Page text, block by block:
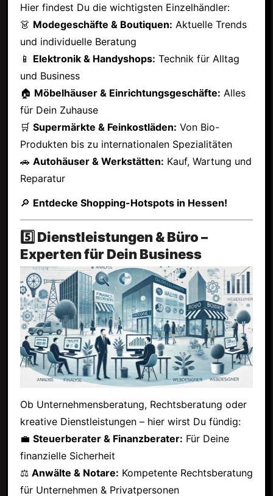
Hier findest Du die wichtigsten Einzelhändler:
👗 Modegeschäfte & Boutiquen: Aktuelle Trends
und individuelle Beratung
📱 Elektronik & Handyshops: Technik für Alltag
und Business
🏠 Möbelhäuser & Einrichtungsgeschäfte: Alles
für Dein Zuhause
🛒 Supermärkte & Feinkostläden: Von Bio-
Produkten bis zu internationalen Spezialitäten
🚗 Autohäuser & Werkstätten: Kauf, Wartung und
Reparatur
🔎 Entdecke Shopping-Hotspots in Hessen!
5️⃣ Dienstleistungen & Büro –
Experten für Dein Business
Ob Unternehmensberatung, Rechtsberatung oder
kreative Dienstleistungen – hier wirst Du fündig:
💼 Steuerberater & Finanzberater: Für Deine
finanzielle Sicherheit
⚖ Anwälte & Notare: Kompetente Rechtsberatung
für Unternehmen & Privatpersonen